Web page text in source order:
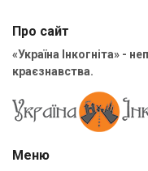
Про сайт
«Україна Інкогніта» -
краєзнавства.
Меню